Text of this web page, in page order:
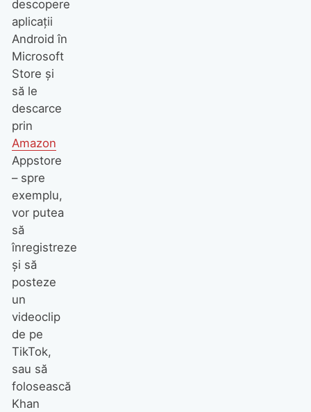
descopere
aplicații
Android în
Microsoft
Store și
să le
descarce
prin
Amazon
Appstore
– spre
exemplu,
vor putea
să
înregistreze
și să
posteze
un
videoclip
de pe
TikTok,
sau să
folosească
Khan